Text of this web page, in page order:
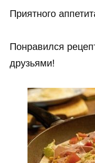
Приятного
Понравился
друзьями!